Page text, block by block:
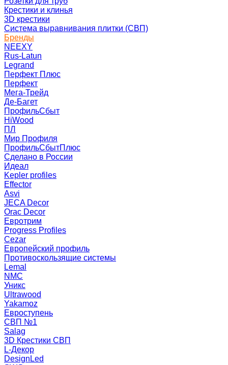
Крестики и клинья
3D крестики
Система выравнивания плитки (СВП)
Бренды
NEEXY
Rus-Latun
Legrand
Перфект Плюс
Перфект
Мега-Трейд
Де-Багет
ПрофильСбыт
HiWood
ПЛ
Мир Профиля
ПрофильСбытПлюс
Сделано в России
Идеал
Kepler profiles
Effector
Asvi
JECA Decor
Orac Decor
Евротрим
Progress Profiles
Cezar
Европейский профиль
Противоскользящие системы
Lemal
NMC
Уникс
Ultrawood
Yakamoz
Евроступень
СВП №1
Salag
3D Крестики СВП
L-Декор
DesignLed